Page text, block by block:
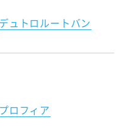
デュトロルートバン
プロフィア